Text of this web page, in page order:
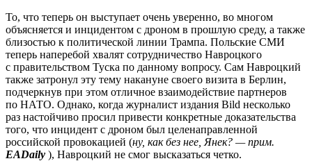
То, что теперь он выступает очень уверенно, во многом
объясняется и инцидентом с дроном в прошлую среду, а также
близостью к политической линии Трампа. Польские СМИ
теперь наперебой хвалят сотрудничество Навроцкого
с правительством Туска по данному вопросу. Сам Навроцкий
также затронул эту тему накануне своего визита в Берлин,
подчеркнув при этом отличное взаимодействие партнеров
по НАТО. Однако, когда журналист издания Bild несколько
раз настойчиво просил привести конкретные доказательства
того, что инцидент с дроном был целенаправленной
российской провокацией (ну, как без нее, Янек? — прим.
EADaily ), Навроцкий не смог высказаться четко.